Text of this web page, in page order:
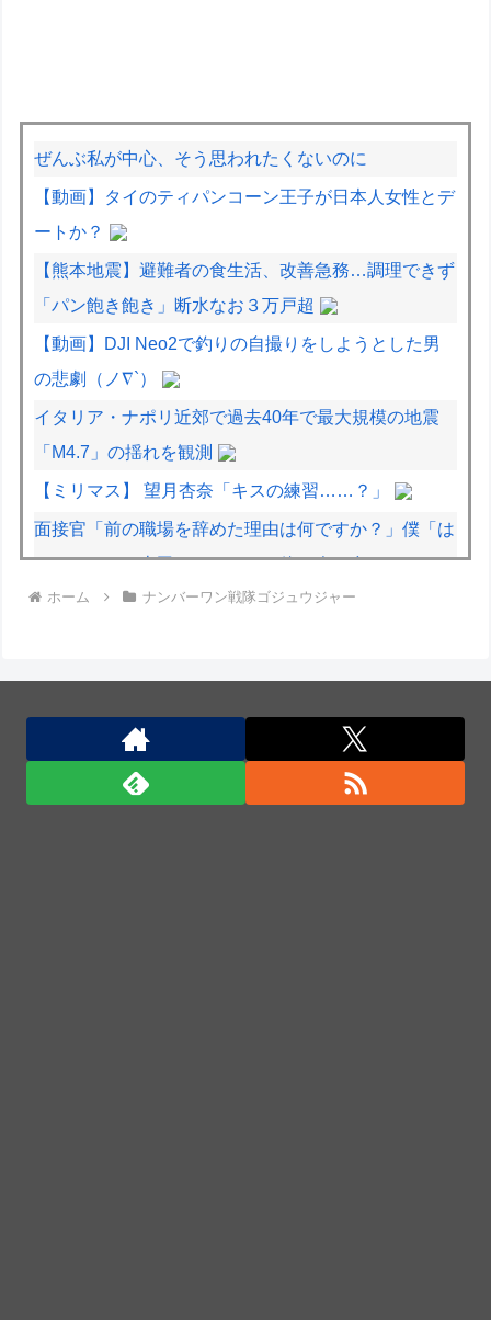
ぜんぶ私が中心、そう思われたくないのに
【動画】タイのティパンコーン王子が日本人女性とデ
ートか？
【熊本地震】避難者の食生活、改善急務…調理できず
「パン飽き飽き」断水なお３万戸超
【動画】DJI Neo2で釣りの自撮りをしようとした男
の悲劇（ノ∇`）
イタリア・ナポリ近郊で過去40年で最大規模の地震
「M4.7」の揺れを観測
【ミリマス】 望月杏奈「キスの練習……？」
面接官「前の職場を辞めた理由は何ですか？」僕「は
い、えっと、上司のパワハラと飲み会の多さにメンタ
ルがやられて...給料も低く...」
中国の三峡ダムが全開放流を実施…長江流域で深刻な
ホーム ナンバーワン戦隊ゴジュウジャー